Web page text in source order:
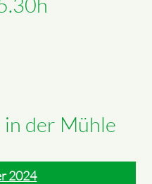
der Mühle
2024